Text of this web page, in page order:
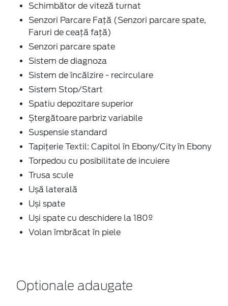
Schimbător de viteză turnat
Senzori Parcare Faţă (Senzori parcare spate,
Faruri de ceaţă faţă)
Senzori parcare spate
Sistem de diagnoza
Sistem de încălzire - recirculare
Sistem Stop/Start
Spatiu depozitare superior
Ștergătoare parbriz variabile
Suspensie standard
Tapițerie Textil: Capitol în Ebony/City în Ebony
Torpedou cu posibilitate de incuiere
Trusa scule
Ușă laterală
Uși spate
Uși spate cu deschidere la 180º
Volan îmbrăcat în piele
Optionale adaugate